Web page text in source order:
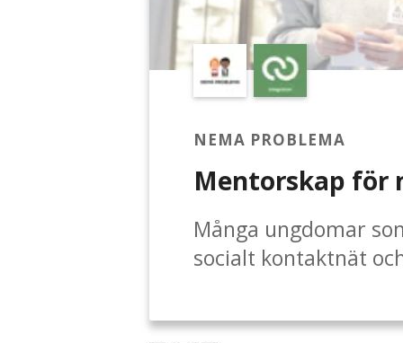
NEMA PROBLEMA
Mentorskap för
Många ungdomar
socialt kontaktnät
ungdom en